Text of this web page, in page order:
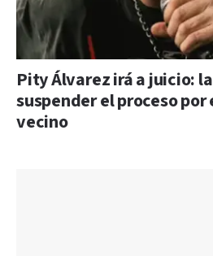
Pity Álvarez irá a juicio:
suspender el proceso por
vecino